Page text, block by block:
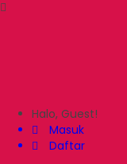
Halo, Guest!
Masuk
Daftar